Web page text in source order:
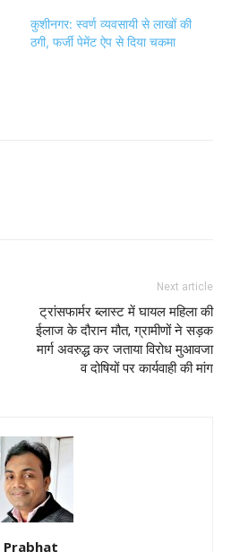
कुशीनगर: स्वर्ण व्यवसायी से लाखों की
ठगी, फर्जी पेमेंट ऐप से दिया चकमा
Next article
ट्रांसफार्मर ब्लास्ट में घायल महिला की
ईलाज के दौरान मौत, ग्रामीणों ने सड़क
मार्ग अवरुद्ध कर जताया विरोध मुआवजा
व दोषियों पर कार्यवाही की मांग
Prabhat